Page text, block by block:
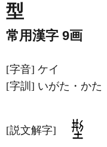
型
常用漢字 9画
[字音] ケイ
[字訓] いがた・かた
[説文解字]